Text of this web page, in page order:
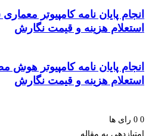
پایان نامه کامپیوتر معماری
هزینه و قیمت نگارش
پایان نامه کامپیوتر هوش
هزینه و قیمت نگارش
ها
به مقاله